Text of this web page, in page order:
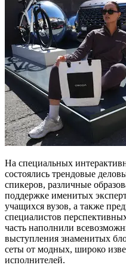
На специальных
состоялись трендовые
спикеров, различные
поддержке именитых
учащихся вузов, а также
специалистов
часть наполнили
выступления знаменитых
сеты от модных, широко
исполнителей.